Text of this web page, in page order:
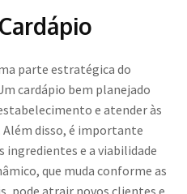
parte estratégica do
cardápio bem planejado
e atender às
disso, é importante
ingredientes e a viabilidade
que muda conforme as